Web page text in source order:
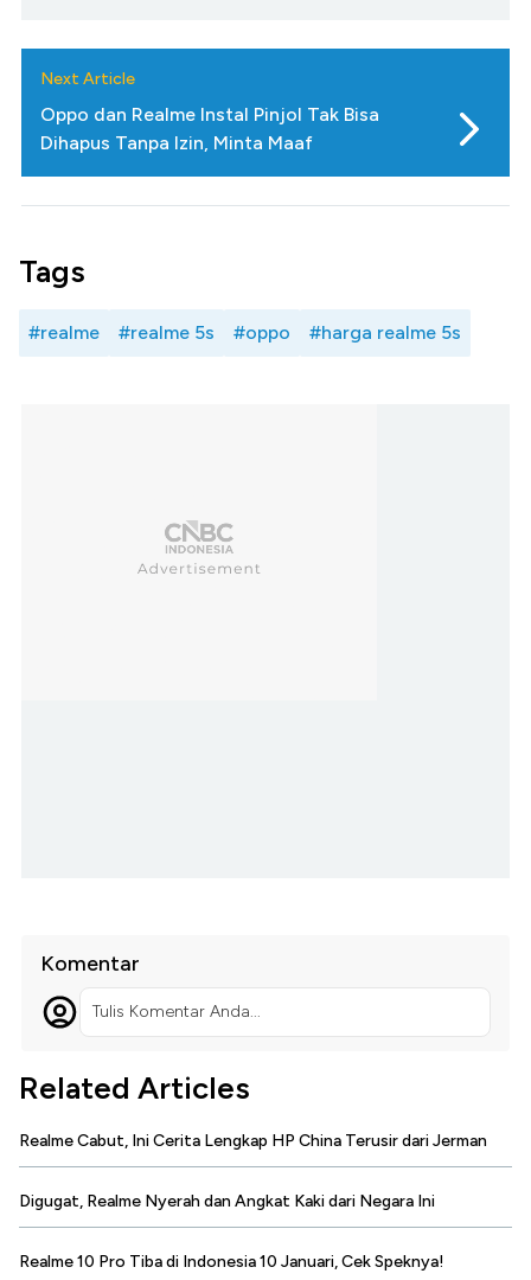
Next Article
Oppo dan Realme Instal Pinjol Tak Bisa
Dihapus Tanpa Izin, Minta Maaf
Tags
#realme #realme 5s #oppo #harga realme 5s
Komentar
Tulis Komentar Anda...
Related Articles
Realme Cabut, Ini Cerita Lengkap HP China Terusir dari Jerman
Digugat, Realme Nyerah dan Angkat Kaki dari Negara Ini
Realme 10 Pro Tiba di Indonesia 10 Januari, Cek Speknya!